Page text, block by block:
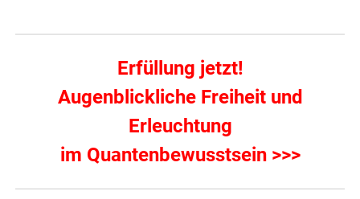
Erfüllung jetzt!
Augenblickliche Freiheit und
Erleuchtung
im Quantenbewusstsein >>>